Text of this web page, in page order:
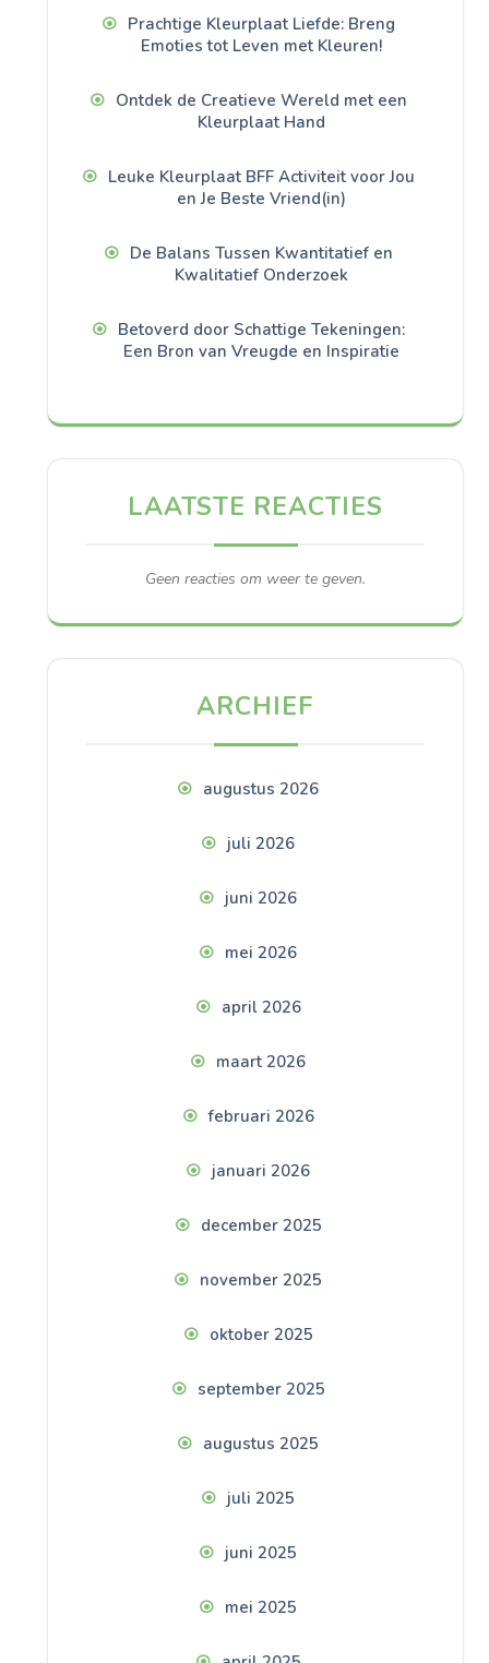
Prachtige Kleurplaat Liefde: Breng
Emoties tot Leven met Kleuren!
Ontdek de Creatieve Wereld met een
Kleurplaat Hand
Leuke Kleurplaat BFF Activiteit voor Jou
en Je Beste Vriend(in)
De Balans Tussen Kwantitatief en
Kwalitatief Onderzoek
Betoverd door Schattige Tekeningen:
Een Bron van Vreugde en Inspiratie
LAATSTE REACTIES
Geen reacties om weer te geven.
ARCHIEF
augustus 2026
juli 2026
juni 2026
mei 2026
april 2026
maart 2026
februari 2026
januari 2026
december 2025
november 2025
oktober 2025
september 2025
augustus 2025
juli 2025
juni 2025
mei 2025